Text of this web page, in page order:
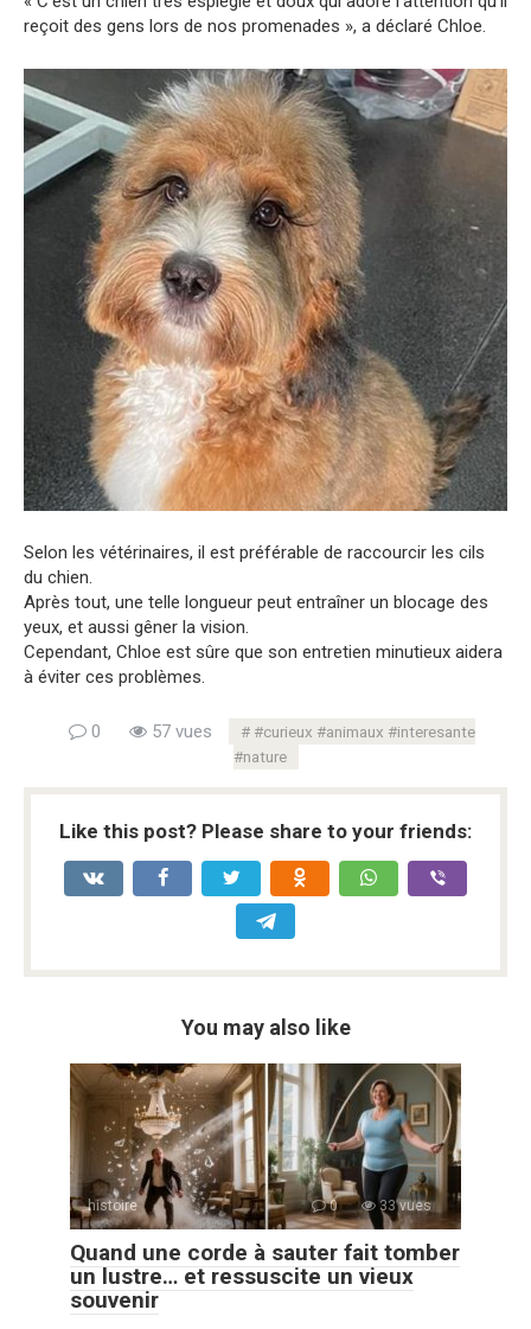
reçoit des gens lors de nos promenades », a déclaré Chloe.
Selon les vétérinaires, il est préférable de raccourcir les cils
du chien.
Après tout, une telle longueur peut entraîner un blocage des
yeux, et aussi gêner la vision.
Cependant, Chloe est sûre que son entretien minutieux aidera
à éviter ces problèmes.
0 57 vues
#curieux #animaux #interesante
#nature
Like this post? Please share to your friends:
You may also like
histoire 0 33 vues
Quand une corde à sauter fait tomber
un lustre… et ressuscite un vieux
souvenir